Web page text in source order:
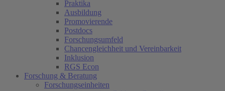
Praktika
Ausbildung
Promovierende
Postdocs
Forschungsumfeld
Chancengleichheit und Vereinbarkeit
Inklusion
RGS Econ
Forschung & Beratung
Forschungseinheiten